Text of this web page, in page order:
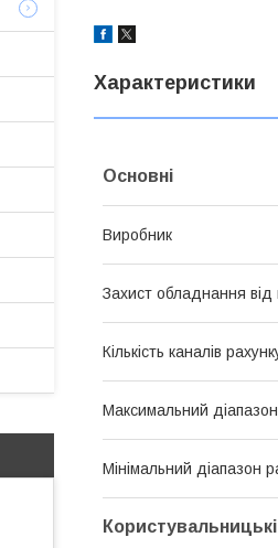
Характеристики
Основні
Виробник
Захист обладнання від
Кількість каналів
Максимальний
Мінімальний діапазон